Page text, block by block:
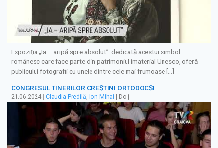
Expoziția „Ia – aripă spre absolut”, dedicată acestui simbol
românesc care face parte din patrimoniul imaterial Unesco, oferă
publicului fotografii cu unele dintre cele mai frumoase […]
CONGRESUL TINERILOR CREȘTINI ORTODOCȘI
21.06.2024 Claudia Predilă, Ion Mihai | Dolj